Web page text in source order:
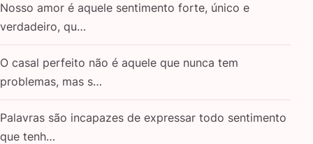
Nosso amor é aquele sentimento forte, único e
verdadeiro, qu…
O casal perfeito não é aquele que nunca tem
problemas, mas s…
Palavras são incapazes de expressar todo sentimento
que tenh…